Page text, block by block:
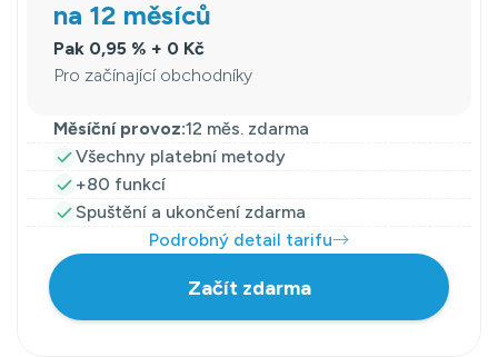
na 12 měsíců
Pak 0,95 % + 0 Kč
Pro začínající obchodníky
Měsíční provoz:12 měs. zdarma
Všechny platební metody
+80 funkcí
Spuštění a ukončení zdarma
Podrobný detail tarifu
Začít zdarma